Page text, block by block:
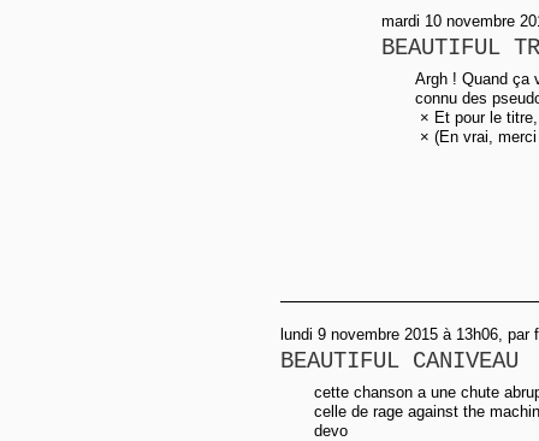
mardi 10 novembre
BEAUTIFUL
Argh ! Quand ça
connu des
× Et pour le
× (En vrai, merci
lundi 9 novembre 2015 à 13h06, par
BEAUTIFUL CANIVEAU
cette chanson a une chute
celle de rage against the
devo